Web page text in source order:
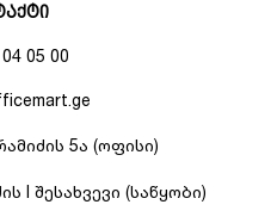
05 00
5ა (ოფისი)
I შესახვევი (საწყობი)